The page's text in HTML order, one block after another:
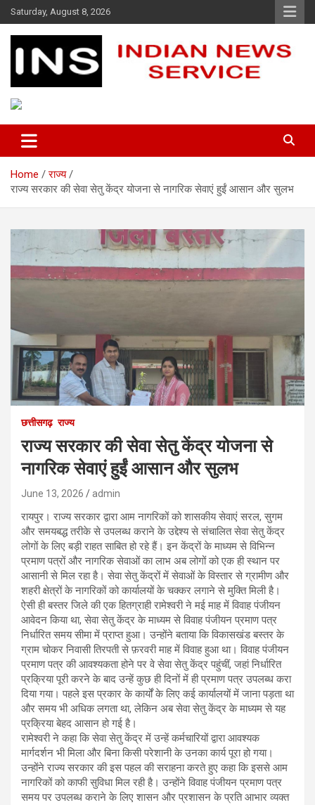
Skip
to
content
Saturday, August 8, 2026
Indian News Service
Home
राज्य
राज्य सरकार की सेवा सेतु केंद्र योजना से नागरिक सेवाएं हुईं आसान और सुलभ
छत्तीसगढ़ राज्य
राज्य सरकार की सेवा सेतु केंद्र योजना से
नागरिक सेवाएं हुईं आसान और सुलभ
June 13, 2026 admin
रायपुर। राज्य सरकार द्वारा आम नागरिकों को शासकीय सेवाएं सरल, सुगम
और समयबद्ध तरीके से उपलब्ध कराने के उद्देश्य से संचालित सेवा सेतु केंद्र
लोगों के लिए बड़ी राहत साबित हो रहे हैं। इन केंद्रों के माध्यम से विभिन्न
प्रमाण पत्रों और नागरिक सेवाओं का लाभ अब लोगों को एक ही स्थान पर
आसानी से मिल रहा है। सेवा सेतु केंद्रों में सेवाओं के विस्तार से ग्रामीण और
शहरी क्षेत्रों के नागरिकों को कार्यालयों के चक्कर लगाने से मुक्ति मिली है।
ऐसी ही बस्तर जिले की एक हितग्राही रामेश्वरी ने मई माह में विवाह पंजीयन
आवेदन किया था, सेवा सेतु केंद्र के माध्यम से विवाह पंजीयन प्रमाण पत्र
निर्धारित समय सीमा में प्राप्त हुआ। उन्होंने बताया कि विकासखंड बस्तर के
ग्राम चोकर निवासी तिरपती से फ़रवरी माह में विवाह हुआ था। विवाह पंजीयन
प्रमाण पत्र की आवश्यकता होने पर वे सेवा सेतु केंद्र पहुंचीं, जहां निर्धारित
प्रक्रिया पूरी करने के बाद उन्हें कुछ ही दिनों में ही प्रमाण पत्र उपलब्ध करा
दिया गया। पहले इस प्रकार के कार्यों के लिए कई कार्यालयों में जाना पड़ता था
और समय भी अधिक लगता था, लेकिन अब सेवा सेतु केंद्र के माध्यम से यह
प्रक्रिया बेहद आसान हो गई है।
रामेश्वरी ने कहा कि सेवा सेतु केंद्र में उन्हें कर्मचारियों द्वारा आवश्यक
मार्गदर्शन भी मिला और बिना किसी परेशानी के उनका कार्य पूरा हो गया।
उन्होंने राज्य सरकार की इस पहल की सराहना करते हुए कहा कि इससे आम
नागरिकों को काफी सुविधा मिल रही है। उन्होंने विवाह पंजीयन प्रमाण पत्र
समय पर उपलब्ध कराने के लिए शासन और प्रशासन के प्रति आभार व्यक्त